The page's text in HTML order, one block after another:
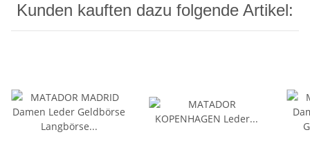
Kunden kauften dazu folgende Artikel: